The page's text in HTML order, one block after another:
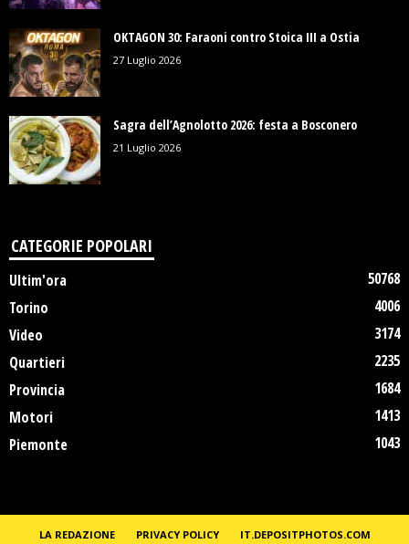
OKTAGON 30: Faraoni contro Stoica III a Ostia
27 Luglio 2026
Sagra dell’Agnolotto 2026: festa a Bosconero
21 Luglio 2026
CATEGORIE POPOLARI
Ultim'ora
50768
Torino
4006
Video
3174
Quartieri
2235
Provincia
1684
Motori
1413
Piemonte
1043
LA REDAZIONE PRIVACY POLICY IT.DEPOSITPHOTOS.COM